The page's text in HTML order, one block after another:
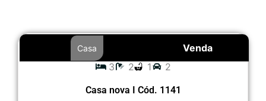
Venda
Casa
3 2 1 2
Casa nova I Cód. 1141